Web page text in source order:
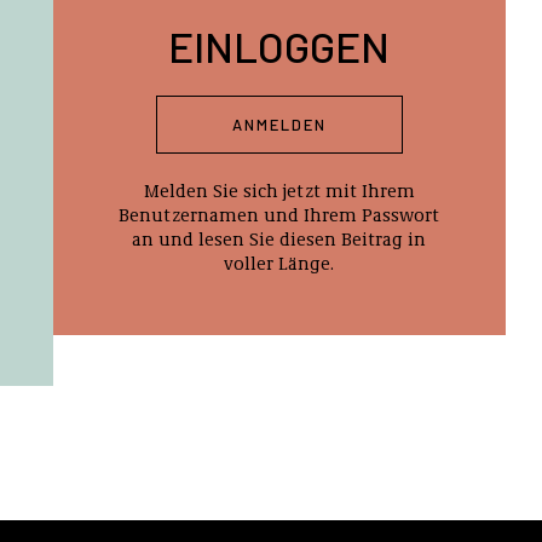
EINLOGGEN
ANMELDEN
Melden Sie sich jetzt mit Ihrem
Benutzernamen und Ihrem Passwort
an und lesen Sie diesen Beitrag in
voller Länge.